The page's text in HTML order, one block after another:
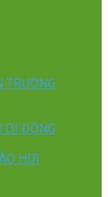
TRƯỜNG
DI ĐỘNG
HƠI